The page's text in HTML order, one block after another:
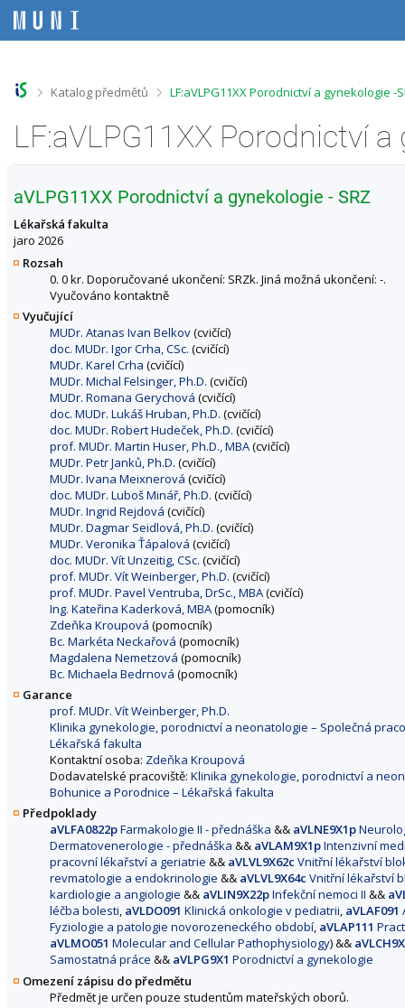
e
e
e
e
>Katalog předmětů >
LF:aVLPG11XX Porodnictví a gynekologie
aVLPG11XX Porodnictví a gynekologie - SRZ
Lékařská fakulta
jaro 2026
Rozsah
0. 0 kr. Doporučované ukončení: SRZk. Jiná možná ukončení: -.
Vyučováno kontaktně
Vyučující
MUDr. Atanas Ivan Belkov(cvičící)
doc. MUDr. Igor Crha, CSc. (cvičící)
MUDr. Karel Crha (cvičící)
MUDr. Michal Felsinger, Ph.D. (cvičící)
MUDr. Romana Gerychová (cvičící)
doc. MUDr. Lukáš Hruban, Ph.D. (cvičící)
doc. MUDr. Robert Hudeček, Ph.D. (cvičící)
prof. MUDr. Martin Huser, Ph.D., MBA(cvičící)
MUDr. Petr Janků, Ph.D. (cvičící)
MUDr. Ivana Meixnerová (cvičící)
doc. MUDr. Luboš Minář, Ph.D. (cvičící)
MUDr. Ingrid Rejdová (cvičící)
MUDr. Dagmar Seidlová, Ph.D. (cvičící)
MUDr. Veronika Ťápalová (cvičící)
doc. MUDr. Vít Unzeitig, CSc. (cvičící)
prof. MUDr. Vít Weinberger, Ph.D. (cvičící)
prof. MUDr. Pavel Ventruba, DrSc., MBA(cvičící)
Ing. Kateřina Kaderková, MBA(pomocník)
Zdeňka Kroupová (pomocník)
Bc. Markéta Neckařová (pomocník)
Magdalena Nemetzová (pomocník)
Bc. Michaela Bedrnová (pomocník)
Garance
prof. MUDr. Vít Weinberger, Ph.D.
Klinika gynekologie, porodnictví a neonatologie – Společná
Lékařská fakulta
Kontaktní osoba: Zdeňka Kroupová
Dodavatelské pracoviště: Klinika gynekologie, porodnictví a
Bohunice a Porodnice – Lékařská fakulta
Předpoklady
aVLFA0822pFarmakologie II - přednáška && aVLNE9X1p
Dermatovenerologie - přednáška && aVLAM9X1pIntenzivní
pracovní lékařství a geriatrie && aVLVL9X62c Vnitřní lékařství
revmatologie a endokrinologie && aVLVL9X64c Vnitřní lékařství
kardiologie a angiologie && aVLIN9X22pInfekční nemoci II &&
léčba bolesti, aVLDO091 Klinická onkologie v pediatrii, aVLAF091
Fyziologie a patologie novorozeneckého období, aVLAP111
aVLMO051 Molecular and Cellular Pathophysiology) &&
Samostatná práce && aVLPG9X1 Porodnictví a gynekologie
Omezení zápisu do předmětu
Předmět je určen pouze studentům mateřských oborů.